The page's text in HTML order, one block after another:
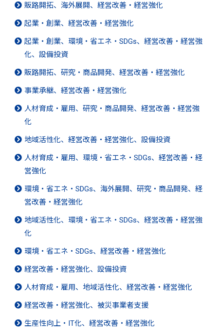
販路開拓、海外展開、経営改善・経営強化
起業・創業、経営改善・経営強化
起業・創業、環境・省エネ・SDGs、経営改善・経営強
化、設備投資
販路開拓、研究・商品開発、経営改善・経営強化
事業承継、経営改善・経営強化
人材育成・雇用、研究・商品開発、経営改善・経営強
化
地域活性化、経営改善・経営強化、設備投資
人材育成・雇用、環境・省エネ・SDGs、経営改善・経
営強化
環境・省エネ・SDGs、海外展開、研究・商品開発、経
営改善・経営強化
地域活性化、環境・省エネ・SDGs、経営改善・経営強
化
環境・省エネ・SDGs、経営改善・経営強化
経営改善・経営強化、設備投資
人材育成・雇用、地域活性化、経営改善・経営強化
経営改善・経営強化、被災事業者支援
生産性向上・IT化、経営改善・経営強化